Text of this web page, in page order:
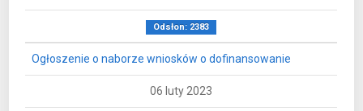
Odsłon: 2383
Ogłoszenie o naborze wniosków o dofinansowanie
06 luty 2023